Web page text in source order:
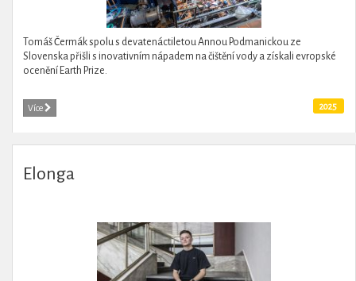
Tomáš Čermák spolu s devatenáctiletou Annou Podmanickou ze
Slovenska přišli s inovativním nápadem na čištění vody a získali evropské
ocenění Earth Prize.
Více 2025
Elonga